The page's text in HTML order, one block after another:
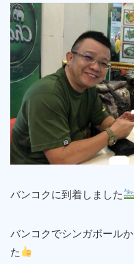
バンコクに到着しました
バンコクでシンガポール
た